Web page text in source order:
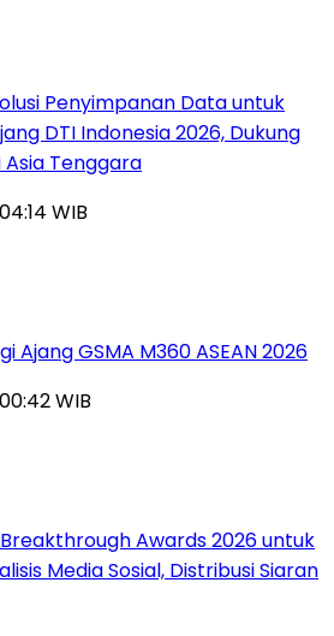
Penyimpanan Data untuk
DTI Indonesia 2026, Dukung
Tenggara
WIB
Ajang GSMA M360 ASEAN 2026
WIB
Awards 2026 untuk
Media Sosial, Distribusi Siaran